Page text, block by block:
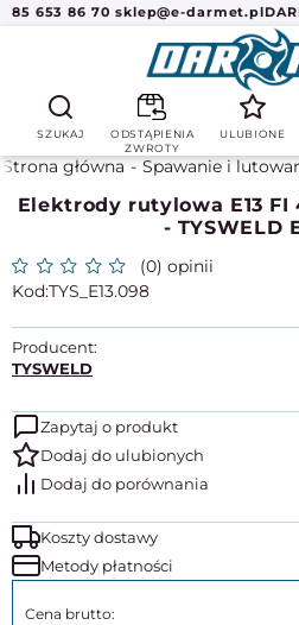
85 653 86 70 sklep@e-darmet.pl
SZUKAJ
ODSTĄPIENIA
ZWROTY
ULUBIONE
Strona główna Spawanie i
Elektrody rutylowa E13 FI
- TYSWELD
(0) opinii
TYS_E13.098
Producent:
TYSWELD
Zapytaj o produkt
Koszty dostawy
Metody płatności